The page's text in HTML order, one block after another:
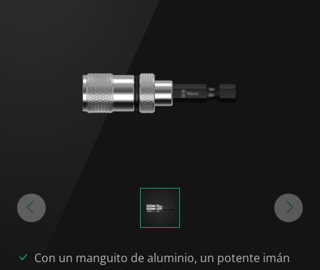
Con un manguito de aluminio, un potente imán